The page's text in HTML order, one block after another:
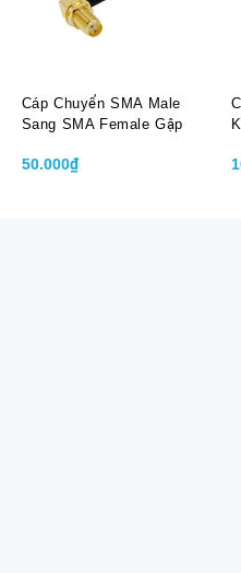
Cáp Chuyển SMA Male
Sang SMA Female Gập
50.000₫